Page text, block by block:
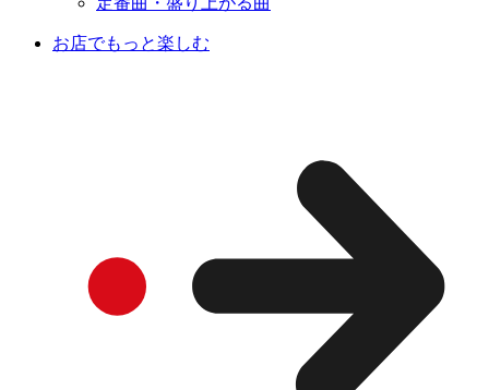
お店でもっと楽しむ